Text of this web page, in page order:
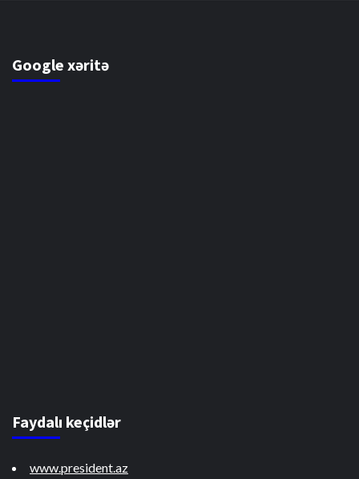
Google xəritə
Faydalı keçidlər
www.president.az